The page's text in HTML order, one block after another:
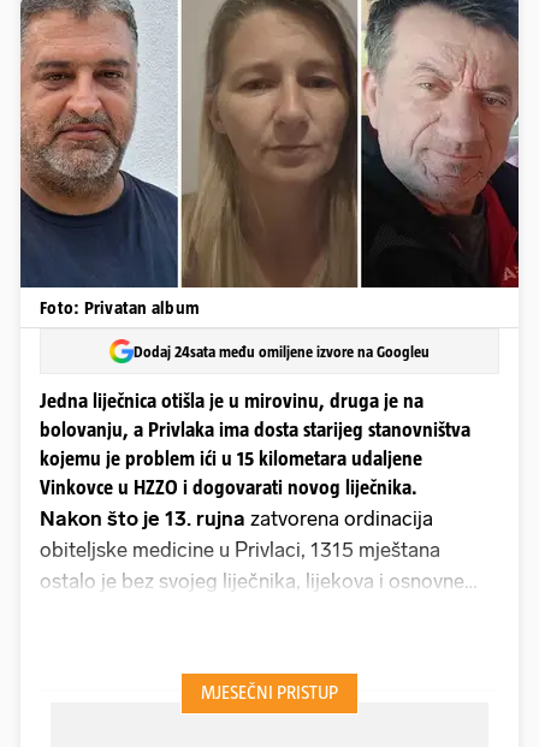
Foto: Privatan album
Dodaj 24sata među omiljene izvore na Googleu
Jedna liječnica otišla je u mirovinu, druga je na
bolovanju, a Privlaka ima dosta starijeg stanovništva
kojemu je problem ići u 15 kilometara udaljene
Vinkovce u HZZO i dogovarati novog liječnika.
Nakon što je 13. rujna zatvorena ordinacija
obiteljske medicine u Privlaci, 1315 mještana
ostalo je bez svojeg liječnika, lijekova i osnovne
završila na Zavodu za zapošljavanje, a pacijenti su
prepušteni sami sebi, između institucija koje